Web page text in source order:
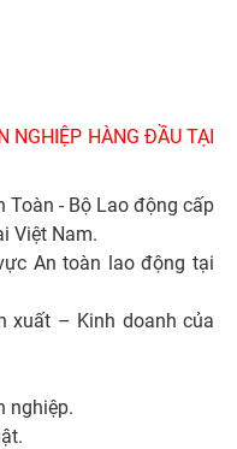
NGHIỆP HÀNG ĐẦU TẠI
Toàn - Bộ Lao động cấp
Việt Nam.
An toàn lao động tại
xuất – Kinh doanh của
nghiệp.